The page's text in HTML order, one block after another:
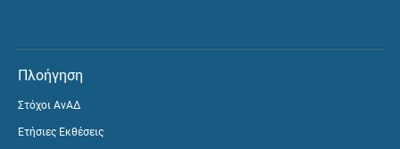
Πλοήγηση
Στόχοι ΑνΑΔ
Ετήσιες Εκθέσεις